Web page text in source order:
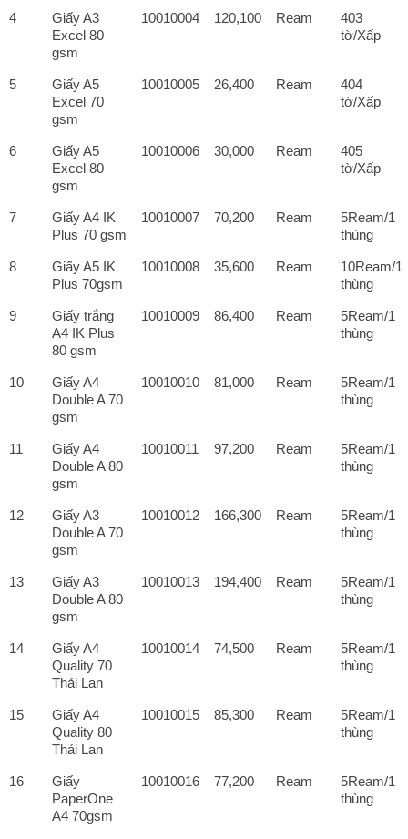
4
Giấy A3
Excel 80
gsm
10010004 120,100 Ream
403
tờ/Xấp
5
Giấy A5
Excel 70
gsm
10010005 26,400 Ream
404
tờ/Xấp
6
Giấy A5
Excel 80
gsm
10010006 30,000 Ream
405
tờ/Xấp
7
Giấy A4 IK
Plus 70 gsm
10010007 70,200 Ream
5Ream/1
thùng
8
Giấy A5 IK
Plus 70gsm
10010008 35,600 Ream
10Ream/1
thùng
9
Giấy trắng
A4 IK Plus
80 gsm
10010009 86,400 Ream
5Ream/1
thùng
10
Giấy A4
Double A 70
gsm
10010010 81,000 Ream
5Ream/1
thùng
11
Giấy A4
Double A 80
gsm
10010011 97,200 Ream
5Ream/1
thùng
12
Giấy A3
Double A 70
gsm
10010012 166,300 Ream
5Ream/1
thùng
13
Giấy A3
Double A 80
gsm
10010013 194,400 Ream
5Ream/1
thùng
14
Giấy A4
Quality 70
Thái Lan
10010014 74,500 Ream
5Ream/1
thùng
15
Giấy A4
Quality 80
Thái Lan
10010015 85,300 Ream
5Ream/1
thùng
16
Giấy
PaperOne
A4 70gsm
10010016 77,200 Ream
5Ream/1
thùng